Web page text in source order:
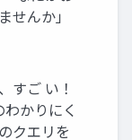
せんか」
すご い！
かりにく
クエリを